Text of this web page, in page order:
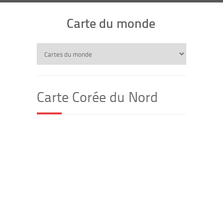
Carte du monde
Carte Corée du Nord